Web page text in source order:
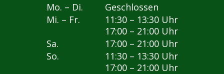
Mo. – Di.
Geschlossen
Mi. – Fr.
11:30 – 13:30 Uhr
17:00 – 21:00 Uhr
Sa.
17:00 – 21:00 Uhr
So.
11:30 – 13:30 Uhr
17:00 – 21:00 Uhr